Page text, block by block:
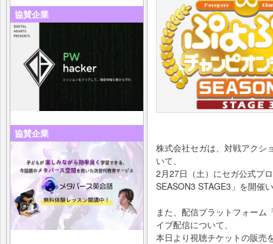
協賛企業
協賛企業
株式会社セガは、対戦アクシ
いて、
2月27日（土）にセガ公式プ
SEASON3 STAGE3」を開催
また、配信プラットフォーム
イブ配信について、
本日より視聴チケットの販売